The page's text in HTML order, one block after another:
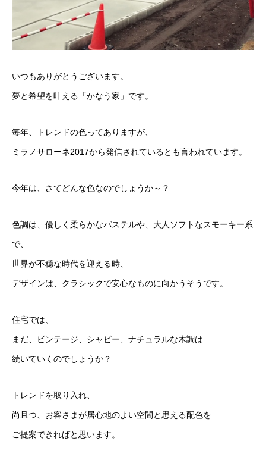
いつもありがとうございます。
夢と希望を叶える「かなう家」です。
毎年、トレンドの色ってありますが、
ミラノサローネ2017から発信されているとも言われています。
今年は、さてどんな色なのでしょうか～？
色調は、優しく柔らかなパステルや、大人ソフトなスモーキー系
で、
世界が不穏な時代を迎える時、
デザインは、クラシックで安心なものに向かうそうです。
住宅では、
まだ、ビンテージ、シャビー、ナチュラルな木調は
続いていくのでしょうか？
トレンドを取り入れ、
尚且つ、お客さまが居心地のよい空間と思える配色を
ご提案できればと思います。